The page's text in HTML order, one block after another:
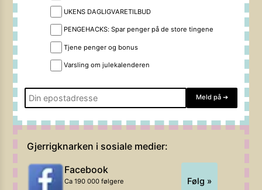
UKENS DAGLIGVARETILBUD
PENGEHACKS: Spar penger på de store tingene
Tjene penger og bonus
Varsling om julekalenderen
Meld på ➔
Gjerrigknarken i sosiale medier:
Facebook
Ca 190 000 følgere Følg »